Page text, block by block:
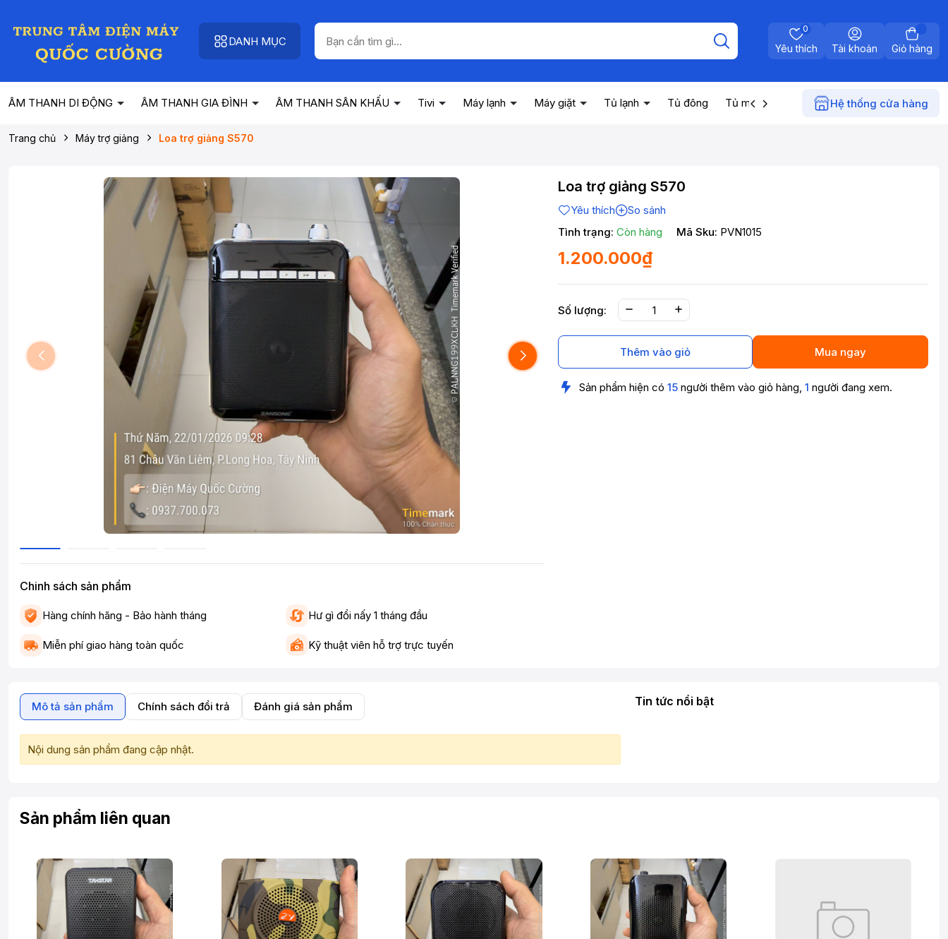
DANH MỤC
Yêu thích
0
Tài khoản Giỏ hàng
ÂM THANH DI ĐỘNG ÂM THANH GIA ĐÌNH ÂM THANH SÂN KHẤU Tivi Máy lạnh Máy giặt Tủ lạnh Tủ đông Tủ mát Máy nước nóng Điện gia
Hệ thống cửa hàng
Trang chủ Máy trợ giảng Loa trợ giảng S570
Chinh sách sản phẩm
Hàng chính hãng - Bảo hành tháng Hư gì đổi nấy 1 tháng đầu
Miễn phí giao hàng toàn quốc Kỹ thuật viên hỗ trợ trực tuyến
Loa trợ giảng S570
Yêu thích
So sánh
Tình trạng: Còn hàng Mã Sku: PVN1015
1.200.000₫
Số lượng:
Thêm vào giỏ Mua ngay
Sản phẩm hiện có 15 người thêm vào giỏ hàng, 1 người đang xem.
Mô tả sản phẩm Chính sách đổi trả Đánh giá sản phẩm
Nội dung sản phẩm đang cập nhật.
Tin tức nổi bật
Sản phẩm liên quan